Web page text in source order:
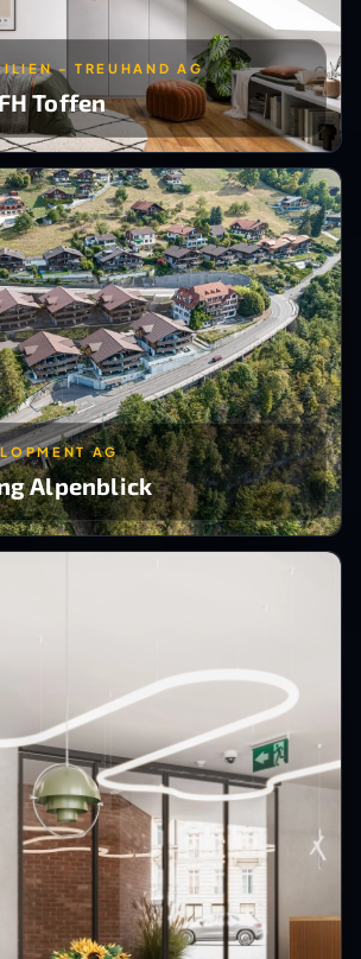
- TREUHAND AG
Toffen
AG
Alpenblick